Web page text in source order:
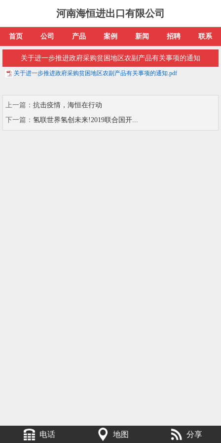
河南海恒进出口有限公司
首页 公司 产品 案例 新闻 招聘 联系
关于进一步推进政府采购贫困地区农副产品有关事项的通知
关于进一步推进政府采购贫困地区农副产品有关事项的通知.pdf
上一篇： 抗击疫情，海恒在行动
下一篇： 氢联世界氢创未来!2019联合国开...
电话 地图 分享